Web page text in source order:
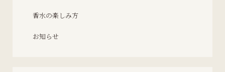
香水の楽しみ方
お知らせ